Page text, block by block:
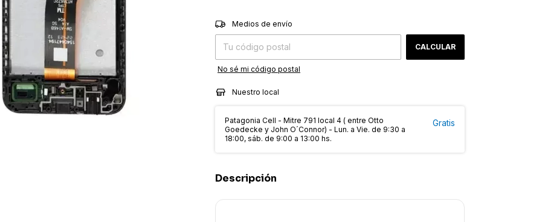
Entregas para el CP:
Medios de envío
CALCULAR
No sé mi código postal
Nuestro local
Patagonia Cell - Mitre 791 local 4 ( entre Otto
Goedecke y John O´Connor) - Lun. a Vie. de 9:30 a
18:00, sáb. de 9:00 a 13:00 hs.
Gratis
Descripción